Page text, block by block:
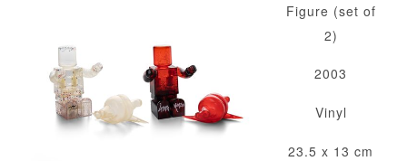
Figure (set of
2)
2003
Vinyl
23.5 x 13 cm